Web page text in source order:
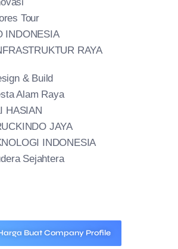
Tour
INDONESIA
RAYA
& Build
Alam Raya
HASIAN
JAYA
INDONESIA
Sejahtera
Buat Company Profile